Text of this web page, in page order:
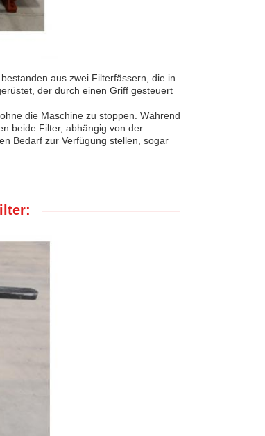
aus zwei Filterfässern, die in
der durch einen Griff gesteuert
die Maschine zu stoppen. Während
beide Filter, abhängig von der
Bedarf zur Verfügung stellen, sogar